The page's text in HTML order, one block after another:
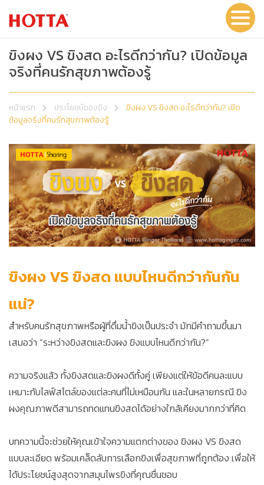
ขิงผง VS ขิงสด อะไรดีกว่ากัน? เปิดข้อมูล
จริงที่คนรักสุขภาพต้องรู้
หน้าแรก ประโยชน์ของขิง
ขิงผง VS ขิงสด อะไรดีกว่ากัน? เปิด
ข้อมูลจริงที่คนรักสุขภาพต้องรู้
ขิงผง VS ขิงสด แบบไหนดีกว่ากันกัน
แน่?
สำหรับคนรักสุขภาพหรือผู้ที่ดื่มน้ำขิงเป็นประจำ มักมีคำถามขึ้นมา
เสมอว่า “ระหว่างขิงสดและขิงผง ขิงแบบไหนดีกว่ากัน?”
ความจริงแล้ว ทั้งขิงสดและขิงผงดีทั้งคู่ เพียงแต่ให้ข้อดีคนละแบบ
เหมาะกับไลฟ์สไตล์ของแต่ละคนที่ไม่เหมือนกัน และในหลายกรณี ขิง
ผงคุณภาพดีสามารถทดแทนขิงสดได้อย่างใกล้เคียงมากกว่าที่คิด
บทความนี้จะช่วยให้คุณเข้าใจความแตกต่างของ ขิงผง VS ขิงสด
แบบละเอียด พร้อมเคล็ดลับการเลือกขิงเพื่อสุขภาพที่ถูกต้อง เพื่อให้
ได้ประโยชน์สูงสุดจากสมุนไพรขิงที่คุณชื่นชอบ